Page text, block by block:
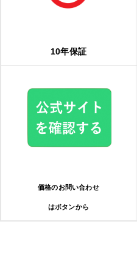
10年保証
価格のお問い合わせ
はボタンから